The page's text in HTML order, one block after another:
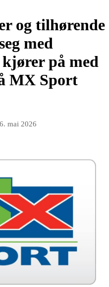
og tilhørende
med
på med
MX Sport
6. mai 2026